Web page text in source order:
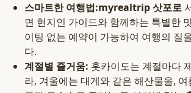
스마트한 여행법:myrealtrip 삿포로
면 현지인 가이드와 함께하는 특별한
이팅 없는 예약이 가능하여 여행의 질
다.
계절별 즐거움: 홋카이도는 계절마다
라, 겨울에는 대게와 같은 해산물을,